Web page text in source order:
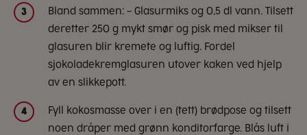
3
Bland sammen: – Glasurmiks og 0,5 dl vann. Tilsett
deretter 250 g mykt smør og pisk med mikser til
glasuren blir kremete og luftig. Fordel
sjokoladekremglasuren utover kaken ved hjelp
av en slikkepott.
4
Fyll kokosmasse over i en (tett) brødpose og tilsett
noen dråper med grønn konditorfarge. Blås luft i